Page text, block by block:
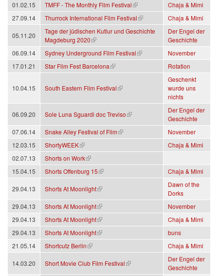
01.02.15
TMFF - The Monthly Film Festival
(Link ist extern)
Chaja & Mimi
27.09.14
Thurrock International Film Festival
(Link ist extern) Chaja & Mimi
05.11.20
Tage der jüdischen Kutlur und Geschichte
Magdeburg 2020
(Link ist extern)
Der Engel der
Geschichte
06.09.14
Sydney Underground Film Festival
(Link ist extern)
November
17.01.21
Star Film Fest Barcelona
(Link ist extern) Rotation
10.04.15 South Eastern Film Festival
(Link ist extern)
Geschenkt
wurde uns
nichts
06.09.20 Sole Luna Sguardi doc Treviso
(Link ist extern)
Der Engel der
Geschichte
07.06.14
Snake Alley Festival of Film
(Link ist extern)
November
12.03.15
ShortyWEEK
(Link ist extern)
Chaja & Mimi
02.07.13
Shorts on Work
(Link ist extern)
15.04.15
Shorts Offenburg 15
(Link ist extern) Chaja & Mimi
29.04.13 Shorts At Moonlight
(Link ist extern)
Dawn of the
Dorks
29.04.13
Shorts At Moonlight
(Link ist extern)
November
29.04.13
Shorts At Moonlight
(Link ist extern)
Chaja & Mimi
29.04.13
Shorts At Moonlight
(Link ist extern)
buns
21.05.14
Shortcutz Berlin
(Link ist extern) Chaja & Mimi
14.03.20 Short Movie Club Film Festival
(Link ist extern)
Der Engel der
Geschichte